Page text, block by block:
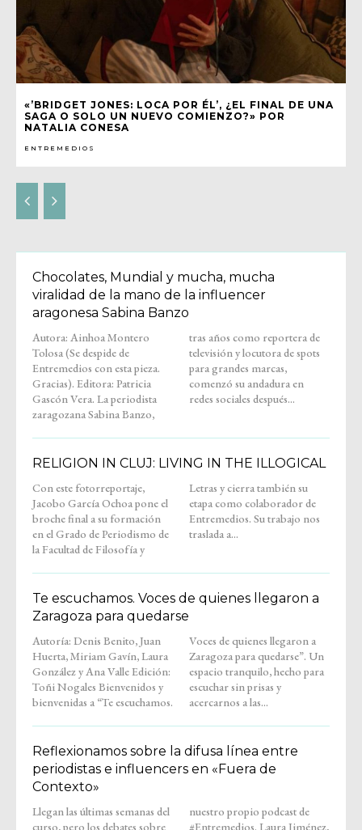
«’BRIDGET JONES: LOCA POR ÉL’, ¿EL FINAL DE UNA
SAGA O SOLO UN NUEVO COMIENZO?» POR
NATALIA CONESA
ENTREMEDIOS
Chocolates, Mundial y mucha, mucha
viralidad de la mano de la influencer
aragonesa Sabina Banzo
Autora: Ainhoa Montero
Tolosa (Se despide de
Entremedios con esta pieza.
Gracias). Editora: Patricia
Gascón Vera. La periodista
zaragozana Sabina Banzo,
tras años como reportera de
televisión y locutora de spots
para grandes marcas,
comenzó su andadura en
redes sociales después...
RELIGION IN CLUJ: LIVING IN THE ILLOGICAL
Con este fotorreportaje,
Jacobo García Ochoa pone el
broche final a su formación
en el Grado de Periodismo de
la Facultad de Filosofía y
Letras y cierra también su
etapa como colaborador de
Entremedios. Su trabajo nos
traslada a...
Te escuchamos. Voces de quienes llegaron a
Zaragoza para quedarse
Autoría: Denis Benito, Juan
Huerta, Miriam Gavín, Laura
González y Ana Valle Edición:
Toñi Nogales Bienvenidos y
bienvenidas a “Te escuchamos.
Voces de quienes llegaron a
Zaragoza para quedarse”. Un
espacio tranquilo, hecho para
escuchar sin prisas y
acercarnos a las...
Reflexionamos sobre la difusa línea entre
periodistas e influencers en «Fuera de
Contexto»
Llegan las últimas semanas del
curso, pero los debates sobre
nuestro propio podcast de
#Entremedios. Laura Jiménez,